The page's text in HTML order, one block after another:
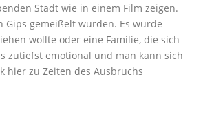
Stadt wie in einem Film zeigen.
gemeißelt wurden. Es wurde
wollte oder eine Familie, die sich
zutiefst emotional und man kann sich
hier zu Zeiten des Ausbruchs